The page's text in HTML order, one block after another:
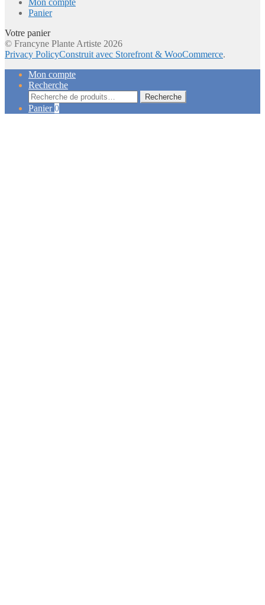
Mon compte
Panier
Votre panier
© Francyne Plante Artiste 2026
Privacy PolicyConstruit avec Storefront & WooCommerce.
Mon compte
Recherche
Recherche
pour :
Recherche
Panier0